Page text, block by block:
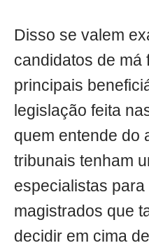
Disso se valem
candidatos de má
principais
legislação feita
quem entende do
tribunais tenham
especialistas
magistrados que
decidir em cima